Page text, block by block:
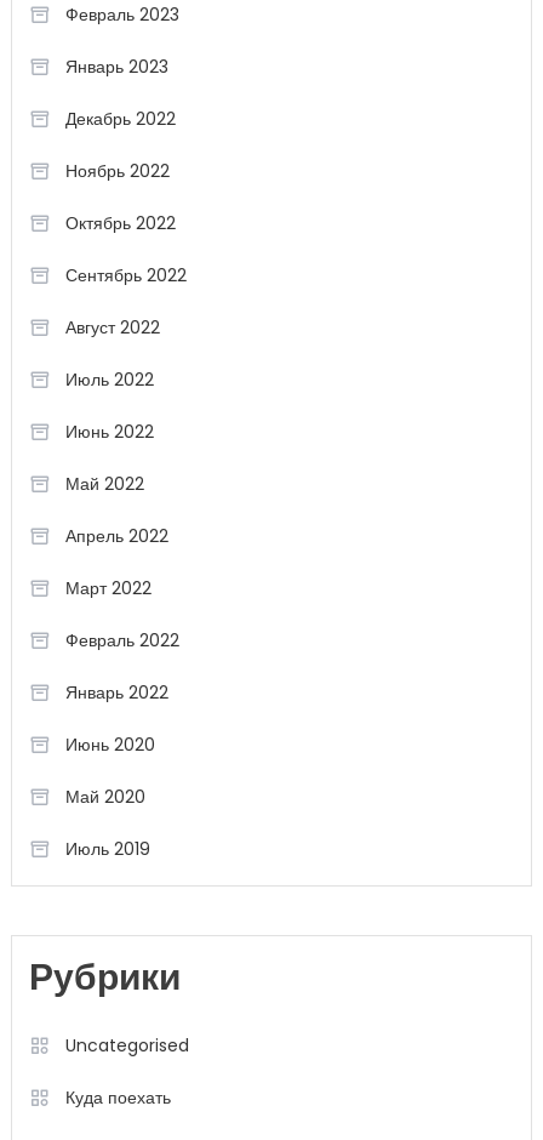
Февраль 2023
Январь 2023
Декабрь 2022
Ноябрь 2022
Октябрь 2022
Сентябрь 2022
Август 2022
Июль 2022
Июнь 2022
Май 2022
Апрель 2022
Март 2022
Февраль 2022
Январь 2022
Июнь 2020
Май 2020
Июль 2019
Рубрики
Uncategorised
Куда поехать